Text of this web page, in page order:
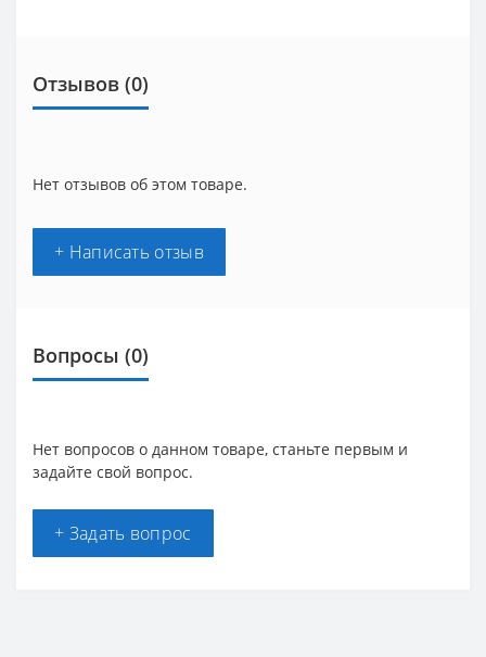
Отзывов (0)
Нет отзывов об этом товаре.
+ Написать отзыв
Вопросы (0)
Нет вопросов о данном товаре, станьте первым и
задайте свой вопрос.
+ Задать вопрос